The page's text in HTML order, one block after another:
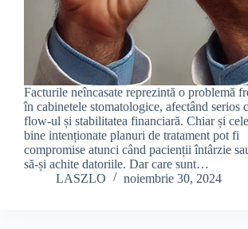
Facturile neîncasate reprezintă o problemă
în cabinetele stomatologice, afectând serios
flow-ul și stabilitatea financiară. Chiar și
bine intenționate planuri de tratament pot fi
compromise atunci când pacienții întârzie
să-și achite datoriile. Dar care sunt…
LASZLO
noiembrie 30, 2024